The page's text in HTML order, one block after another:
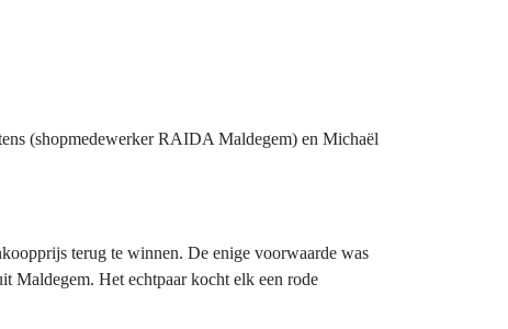
(shopmedewerker RAIDA Maldegem) en Michaël
terug te winnen. De enige voorwaarde was
Maldegem. Het echtpaar kocht elk een rode